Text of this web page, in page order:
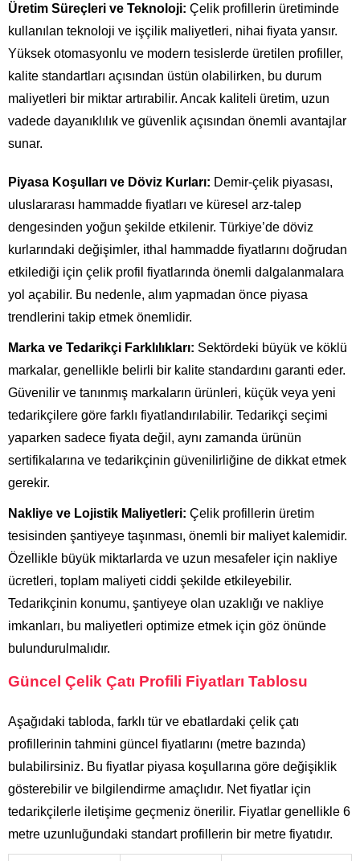
Üretim Süreçleri ve Teknoloji: Çelik profillerin üretiminde
kullanılan teknoloji ve işçilik maliyetleri, nihai fiyata yansır.
Yüksek otomasyonlu ve modern tesislerde üretilen profiller,
kalite standartları açısından üstün olabilirken, bu durum
maliyetleri bir miktar artırabilir. Ancak kaliteli üretim, uzun
vadede dayanıklılık ve güvenlik açısından önemli avantajlar
sunar.
Piyasa Koşulları ve Döviz Kurları: Demir-çelik piyasası,
uluslararası hammadde fiyatları ve küresel arz-talep
dengesinden yoğun şekilde etkilenir. Türkiye’de döviz
kurlarındaki değişimler, ithal hammadde fiyatlarını doğrudan
etkilediği için çelik profil fiyatlarında önemli dalgalanmalara
yol açabilir. Bu nedenle, alım yapmadan önce piyasa
trendlerini takip etmek önemlidir.
Marka ve Tedarikçi Farklılıkları: Sektördeki büyük ve köklü
markalar, genellikle belirli bir kalite standardını garanti eder.
Güvenilir ve tanınmış markaların ürünleri, küçük veya yeni
tedarikçilere göre farklı fiyatlandırılabilir. Tedarikçi seçimi
yaparken sadece fiyata değil, aynı zamanda ürünün
sertifikalarına ve tedarikçinin güvenilirliğine de dikkat etmek
gerekir.
Nakliye ve Lojistik Maliyetleri: Çelik profillerin üretim
tesisinden şantiyeye taşınması, önemli bir maliyet kalemidir.
Özellikle büyük miktarlarda ve uzun mesafeler için nakliye
ücretleri, toplam maliyeti ciddi şekilde etkileyebilir.
Tedarikçinin konumu, şantiyeye olan uzaklığı ve nakliye
imkanları, bu maliyetleri optimize etmek için göz önünde
bulundurulmalıdır.
Güncel Çelik Çatı Profili Fiyatları Tablosu
Aşağıdaki tabloda, farklı tür ve ebatlardaki çelik çatı
profillerinin tahmini güncel fiyatlarını (metre bazında)
bulabilirsiniz. Bu fiyatlar piyasa koşullarına göre değişiklik
gösterebilir ve bilgilendirme amaçlıdır. Net fiyatlar için
tedarikçilerle iletişime geçmeniz önerilir. Fiyatlar genellikle 6
metre uzunluğundaki standart profillerin bir metre fiyatıdır.